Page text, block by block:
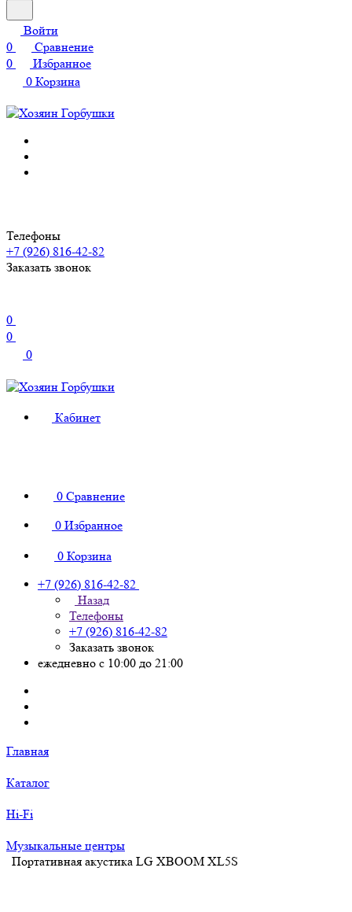
Войти
0
Сравнение
0
Избранное
0 Корзина
Телефоны
+7 (926) 816-42-82
Заказать звонок
0
0
0
Кабинет
0 Сравнение
0 Избранное
0 Корзина
+7 (926) 816-42-82
Назад
Телефоны
+7 (926) 816-42-82
Заказать звонок
ежедневно с 10:00 до 21:00
Главная
Каталог
Hi-Fi
Музыкальные центры
Портативная акустика LG XBOOM XL5S